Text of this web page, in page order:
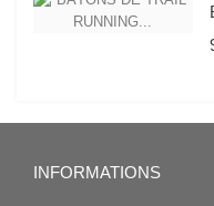
INFORMATIONS